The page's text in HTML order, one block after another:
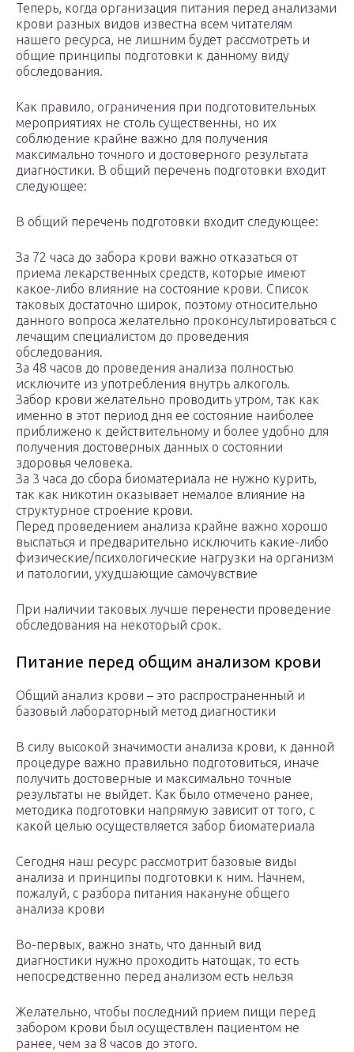
Теперь, когда организация питания перед анализами
крови разных видов известна всем читателям
нашего ресурса, не лишним будет рассмотреть и
общие принципы подготовки к данному виду
обследования.
Как правило, ограничения при подготовительных
мероприятиях не столь существенны, но их
соблюдение крайне важно для получения
максимально точного и достоверного результата
диагностики. В общий перечень подготовки входит
следующее:
В общий перечень подготовки входит следующее:
За 72 часа до забора крови важно отказаться от
приема лекарственных средств, которые имеют
какое-либо влияние на состояние крови. Список
таковых достаточно широк, поэтому относительно
данного вопроса желательно проконсультироваться с
лечащим специалистом до проведения
обследования.
За 48 часов до проведения анализа полностью
исключите из употребления внутрь алкоголь.
Забор крови желательно проводить утром, так как
именно в этот период дня ее состояние наиболее
приближено к действительному и более удобно для
получения достоверных данных о состоянии
здоровья человека.
За 3 часа до сбора биоматериала не нужно курить,
так как никотин оказывает немалое влияние на
структурное строение крови.
Перед проведением анализа крайне важно хорошо
выспаться и предварительно исключить какие-либо
физические/психологические нагрузки на организм
и патологии, ухудшающие самочувствие
При наличии таковых лучше перенести проведение
обследования на некоторый срок.
Питание перед общим анализом крови
Общий анализ крови – это распространенный и
базовый лабораторный метод диагностики
В силу высокой значимости анализа крови, к данной
процедуре важно правильно подготовиться, иначе
получить достоверные и максимально точные
результаты не выйдет. Как было отмечено ранее,
методика подготовки напрямую зависит от того, с
какой целью осуществляется забор биоматериала
Сегодня наш ресурс рассмотрит базовые виды
анализа и принципы подготовки к ним. Начнем,
пожалуй, с разбора питания накануне общего
анализа крови
Во-первых, важно знать, что данный вид
диагностики нужно проходить натощак, то есть
непосредственно перед анализом есть нельзя
Желательно, чтобы последний прием пищи перед
забором крови был осуществлен пациентом не
ранее, чем за 8 часов до этого.